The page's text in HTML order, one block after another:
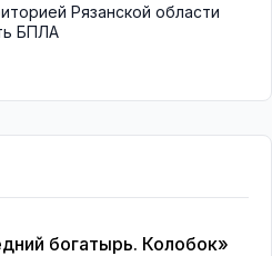
Рязанской области
БПЛА
богатырь. Колобок»